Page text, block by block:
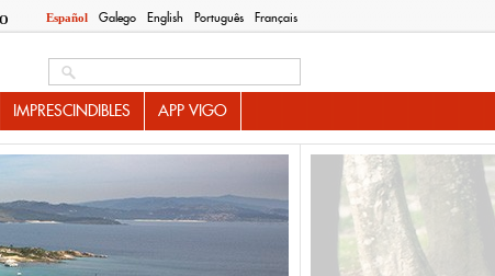
Español Galego English Português Français
IMPRESCINDIBLES APP VIGO